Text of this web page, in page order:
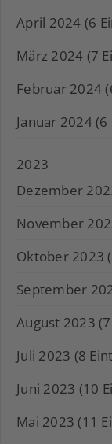
April 2024 (6
März 2024 (7
Februar 2024
Januar 2024
2023
Dezember
November
Oktober 2023
September
August 2023
Juli 2023 (8
Juni 2023 (10
Mai 2023 (11